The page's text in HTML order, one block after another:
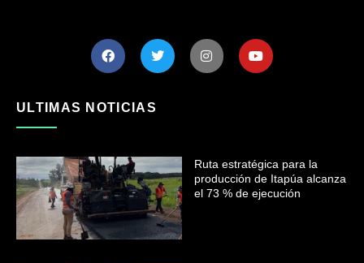
ULTIMAS NOTICIAS
Ruta estratégica para la
producción de Itapúa alcanza
el 73 % de ejecución